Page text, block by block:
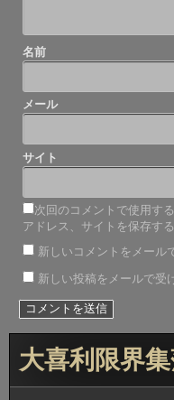
名前
メール
サイト
次回のコメントで使用す
アドレス、サイトを保存する
新しいコメントをメール
新しい投稿をメールで受
大喜利限界